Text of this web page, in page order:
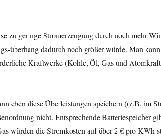
zu geringe Stromerzeugung durch noch mehr
überhang dadurch noch größer würde. Man
Kraftwerke (Kohle, Öl, Gas und
eben diese Überleistungen speichern ((z.B. im
nicht. Entsprechende Batteriespeicher
würden die Stromkosten auf über 2 € pro KWh